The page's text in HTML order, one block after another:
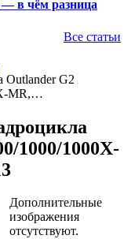
— в чём разница
Все статьи
Outlander G2
MR,…
1000/1000X-
Дополнительные
изображения
отсутствуют.